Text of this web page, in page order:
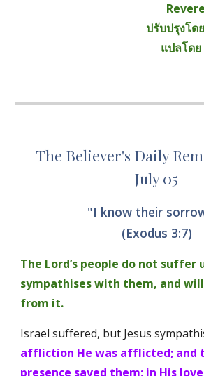
ปรับปรุงโด
แปลโด
The Believer's Daily
July 05
"I know their
(Exodus 3:7)
The Lord’s people do not suffer
sympathises with them, and
from it.
Israel suffered, but Jesus
affliction He was afflicted; and
presence saved them; in His